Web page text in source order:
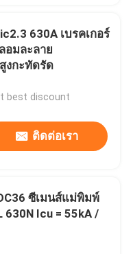
630A เบรคเกอร์
อมละลาย
งกะทัดรัด
best discount
ติดต่อเรา
ซีเมนส์แม่พิมพ์
630N Icu = 55kA /